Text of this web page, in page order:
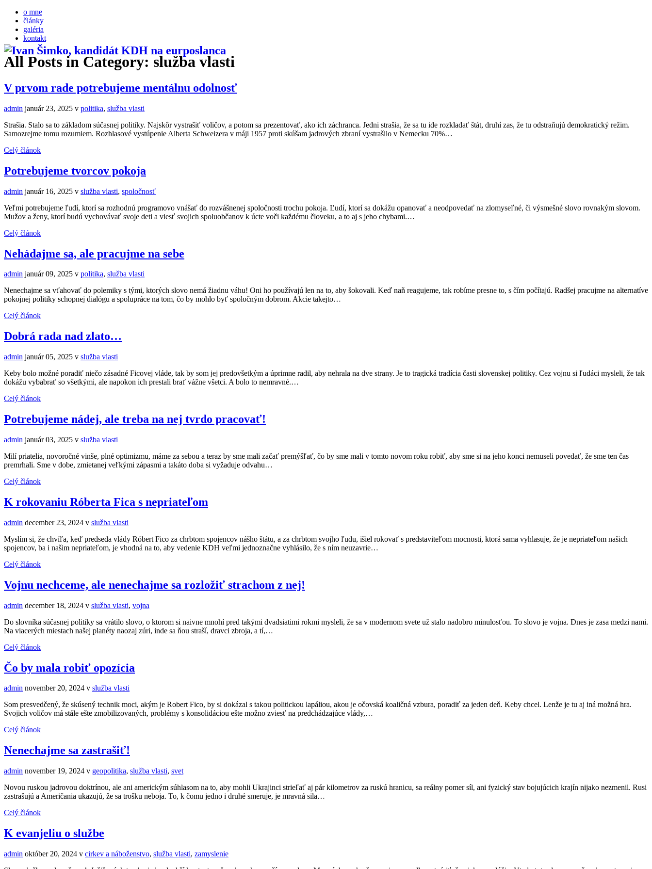
o mne
články
galéria
kontakt
All Posts in Category: služba vlasti
V prvom rade potrebujeme mentálnu odolnosť
admin január 23, 2025 v politika, služba vlasti
Strašia. Stalo sa to základom súčasnej politiky. Najskôr vystrašiť voličov, a potom sa prezentovať, ako ich záchranca. Jedni strašia, že sa tu ide rozkladať štát, druhí zas, že tu odstraňujú demokratický režim.
Samozrejme tomu rozumiem. Rozhlasové vystúpenie Alberta Schweizera v máji 1957 proti skúšam jadrových zbraní vystrašilo v Nemecku 70%…
Celý článok
Potrebujeme tvorcov pokoja
admin január 16, 2025 v služba vlasti, spoločnosť
Veľmi potrebujeme ľudí, ktorí sa rozhodnú programovo vnášať do rozvášnenej spoločnosti trochu pokoja. Ľudí, ktorí sa dokážu opanovať a neodpovedať na zlomyseľné, či výsmešné slovo rovnakým slovom.
Mužov a ženy, ktorí budú vychovávať svoje deti a viesť svojich spoluobčanov k úcte voči každému človeku, a to aj s jeho chybami.…
Celý článok
Nehádajme sa, ale pracujme na sebe
admin január 09, 2025 v politika, služba vlasti
Nenechajme sa vťahovať do polemiky s tými, ktorých slovo nemá žiadnu váhu! Oni ho používajú len na to, aby šokovali. Keď naň reagujeme, tak robíme presne to, s čím počítajú. Radšej pracujme na alternatíve
pokojnej politiky schopnej dialógu a spolupráce na tom, čo by mohlo byť spoločným dobrom. Akcie takejto…
Celý článok
Dobrá rada nad zlato…
admin január 05, 2025 v služba vlasti
Keby bolo možné poradiť niečo zásadné Ficovej vláde, tak by som jej predovšetkým a úprimne radil, aby nehrala na dve strany. Je to tragická tradícia časti slovenskej politiky. Cez vojnu si ľudáci mysleli, že tak
dokážu vybabrať so všetkými, ale napokon ich prestali brať vážne všetci. A bolo to nemravné.…
Celý článok
Potrebujeme nádej, ale treba na nej tvrdo pracovať!
admin január 03, 2025 v služba vlasti
Milí priatelia, novoročné vinše, plné optimizmu, máme za sebou a teraz by sme mali začať premýšľať, čo by sme mali v tomto novom roku robiť, aby sme si na jeho konci nemuseli povedať, že sme ten čas
premrhali. Sme v dobe, zmietanej veľkými zápasmi a takáto doba si vyžaduje odvahu…
Celý článok
K rokovaniu Róberta Fica s nepriateľom
admin december 23, 2024 v služba vlasti
Myslím si, že chvíľa, keď predseda vlády Róbert Fico za chrbtom spojencov nášho štátu, a za chrbtom svojho ľudu, išiel rokovať s predstaviteľom mocnosti, ktorá sama vyhlasuje, že je nepriateľom našich
spojencov, ba i našim nepriateľom, je vhodná na to, aby vedenie KDH veľmi jednoznačne vyhlásilo, že s ním neuzavrie…
Celý článok
Vojnu nechceme, ale nenechajme sa rozložiť strachom z nej!
admin december 18, 2024 v služba vlasti, vojna
Do slovníka súčasnej politiky sa vrátilo slovo, o ktorom si naivne mnohí pred takými dvadsiatimi rokmi mysleli, že sa v modernom svete už stalo nadobro minulosťou. To slovo je vojna. Dnes je zasa medzi nami.
Na viacerých miestach našej planéty naozaj zúri, inde sa ňou straší, dravci zbroja, a tí,…
Celý článok
Čo by mala robiť opozícia
admin november 20, 2024 v služba vlasti
Som presvedčený, že skúsený technik moci, akým je Robert Fico, by si dokázal s takou politickou lapáliou, akou je očovská koaličná vzbura, poradiť za jeden deň. Keby chcel. Lenže je tu aj iná možná hra.
Svojich voličov má stále ešte zmobilizovaných, problémy s konsolidáciou ešte možno zviesť na predchádzajúce vlády,…
Celý článok
Nenechajme sa zastrašiť!
admin november 19, 2024 v geopolitika, služba vlasti, svet
Novou ruskou jadrovou doktrínou, ale ani americkým súhlasom na to, aby mohli Ukrajinci strieľať aj pár kilometrov za ruskú hranicu, sa reálny pomer síl, ani fyzický stav bojujúcich krajín nijako nezmenil. Rusi
zastrašujú a Američania ukazujú, že sa trošku neboja. To, k čomu jedno i druhé smeruje, je mravná sila…
Celý článok
K evanjeliu o službe
admin október 20, 2024 v cirkev a náboženstvo, služba vlasti, zamyslenie